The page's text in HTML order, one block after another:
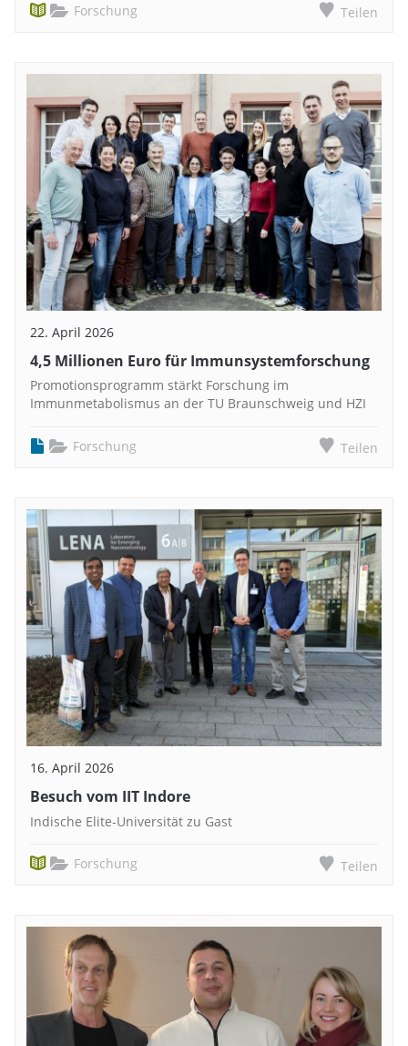
Forschung Teilen
22. April 2026
4,5 Millionen Euro für Immunsystemforschung
Promotionsprogramm stärkt Forschung im
Immunmetabolismus an der TU Braunschweig und HZI
Forschung Teilen
16. April 2026
Besuch vom IIT Indore
Indische Elite-Universität zu Gast
Forschung Teilen